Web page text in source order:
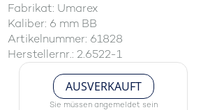
Fabrikat: Umarex
Kaliber: 6 mm BB
Artikelnummer: 61828
Herstellernr.: 2.6522-1
AUSVERKAUFT
Sie müssen angemeldet sein